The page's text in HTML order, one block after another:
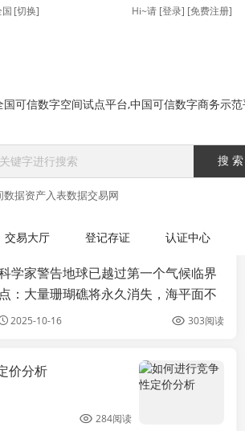
[切换] Hi~请 [登录] [免费注册]
搜 索
数据资产入表数据交易网
交易大厅 登记存证 认证中心
新闻政策
学家警告地球已越过第一个气候临界
点：大量珊瑚礁将永久消失，海平面不
逆上升数米
2025-10-16 303阅读
价分析
284阅读